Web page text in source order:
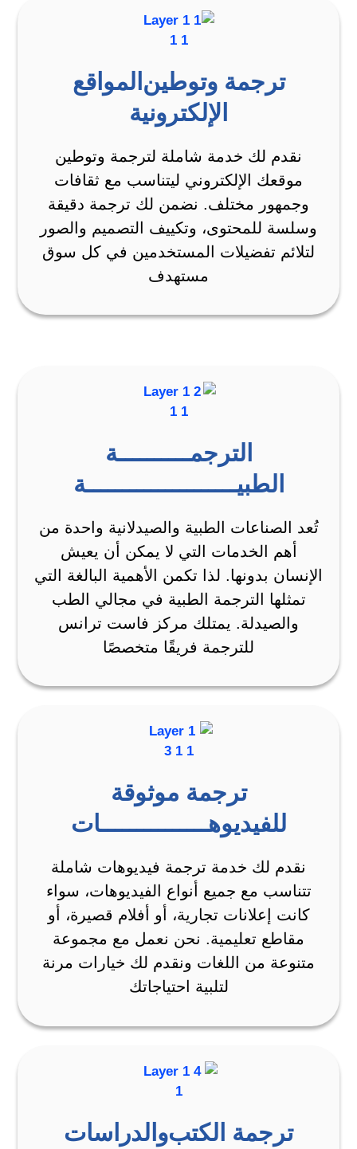
ترجمة وتوطين المواقع
الإلكترونية
نقدم لك خدمة شاملة لترجمة وتوطين
موقعك الإلكتروني ليتناسب مع ثقافات
وجمهور مختلف. نضمن لك ترجمة دقيقة
وسلسة للمحتوى، وتكييف التصميم والصور
لتلائم تفضيلات المستخدمين في كل سوق
مستهدف
الترجمــــــــــة
الطبيـــــــــــــــــــــة
تُعد الصناعات الطبية والصيدلانية واحدة من
أهم الخدمات التي لا يمكن أن يعيش
الإنسان بدونها. لذا تكمن الأهمية البالغة التي
تمثلها الترجمة الطبية في مجالي الطب
والصيدلة. يمتلك مركز فاست ترانس
للترجمة فريقًا متخصصًا
ترجمة موثوقة
للفيديوهـــــــــــــــات
نقدم لك خدمة ترجمة فيديوهات شاملة
تتناسب مع جميع أنواع الفيديوهات، سواء
كانت إعلانات تجارية، أو أفلام قصيرة، أو
مقاطع تعليمية. نحن نعمل مع مجموعة
متنوعة من اللغات ونقدم لك خيارات مرنة
لتلبية احتياجاتك
ترجمة الكتب والدراسات